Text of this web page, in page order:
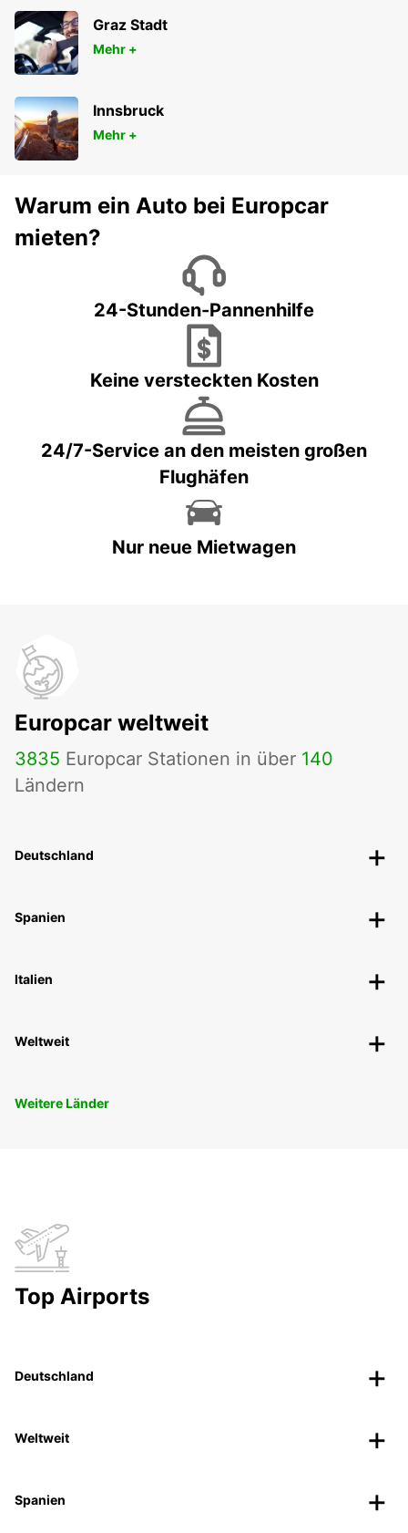
Graz Stadt
Mehr +
Innsbruck
Mehr +
Warum ein Auto bei Europcar
mieten?
24-Stunden-Pannenhilfe
Keine versteckten Kosten
24/7-Service an den meisten großen
Flughäfen
Nur neue Mietwagen
Europcar weltweit
3835 Europcar Stationen in über 140
Ländern
Deutschland
Spanien
Italien
Weltweit
Weitere Länder
Top Airports
Deutschland
Weltweit
Spanien